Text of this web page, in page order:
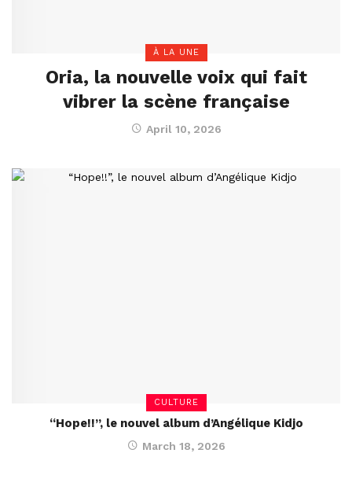
À LA UNE
Oria, la nouvelle voix qui fait
vibrer la scène française
April 10, 2026
CULTURE
“Hope!!”, le nouvel album d’Angélique Kidjo
March 18, 2026